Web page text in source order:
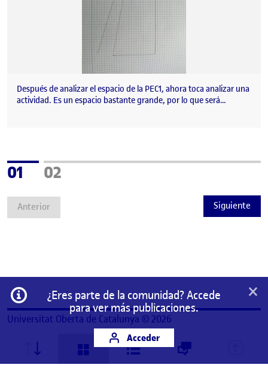
Después de analizar el espacio de la PEC1, ahora toca analizar una
actividad. Es un espacio bastante grande, por lo que será…
Anterior
Página
01 Página
02
Siguiente
Información
¿Eres parte de la comunidad? Accede
para ver más publicaciones.
Acceder
×
Universitat Oberta de Catalunya © 2026